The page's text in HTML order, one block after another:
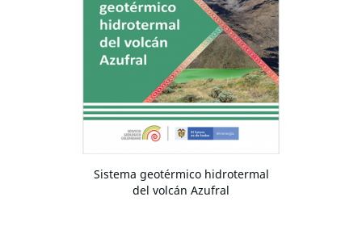
Sistema geotérmico hidrotermal
del volcán Azufral